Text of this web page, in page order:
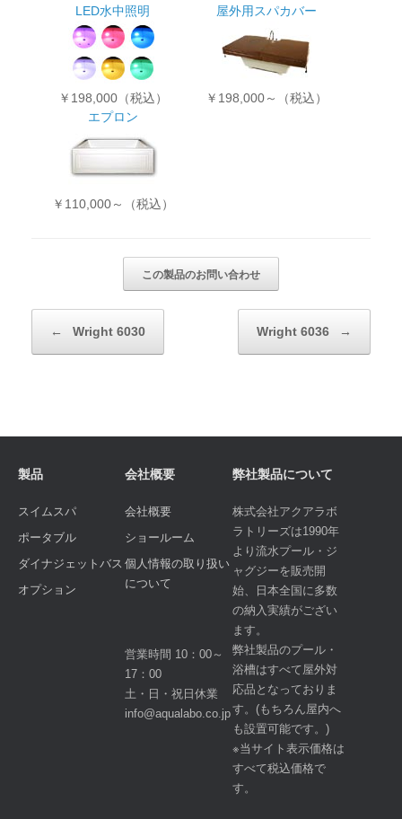
LED水中照明
￥198,000（税込）
屋外用スパカバー
￥198,000～（税込）
エプロン
￥110,000～（税込）
投稿ナビゲーション
← Wright 6030 Wright 6036 →
製品
スイムスパ
ポータブル
ダイナジェットバス
オプション
会社概要
会社概要
ショールーム
個人情報の取り扱い
について
営業時間 10：00～
17：00
土・日・祝日休業
info@aqualabo.co.jp
弊社製品について
株式会社アクアラボ
ラトリーズは1990年
より流水プール・ジ
ャグジーを販売開
始、日本全国に多数
の納入実績がござい
ます。
弊社製品のプール・
浴槽はすべて屋外対
応品となっておりま
す。(もちろん屋内へ
も設置可能です。)
※当サイト表示価格は
すべて税込価格で
す。